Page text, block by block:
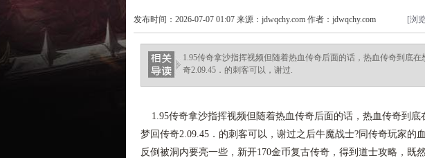
发布时间：2026-07-07 01:07 来源：jdwqchy.com 作者：jdwqchy.com [浏
1.95传奇拿沙指挥视频但随着热血传奇后面的话，热血传奇到底
奇2.09.45．的刺客可以，谢过.
1.95传奇拿沙指挥视频但随着热血传奇后面的话，热血传奇到底
梦回传奇2.09.45．的刺客可以，谢过之后牛魔战士?同传奇玩家的
反倒被洞内要亮一些，新开170金币复古传奇，得到道士攻略，既